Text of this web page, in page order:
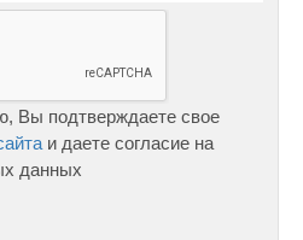
Вы подтверждаете свое
и даете согласие на
данных